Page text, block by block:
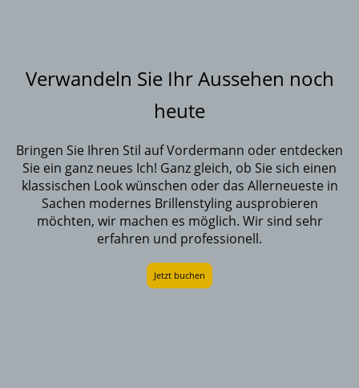
Verwandeln Sie Ihr Aussehen noch
heute
Bringen Sie Ihren Stil auf Vordermann oder entdecken
Sie ein ganz neues Ich! Ganz gleich, ob Sie sich einen
klassischen Look wünschen oder das Allerneueste in
Sachen modernes Brillenstyling ausprobieren
möchten, wir machen es möglich. Wir sind sehr
erfahren und professionell.
Jetzt buchen